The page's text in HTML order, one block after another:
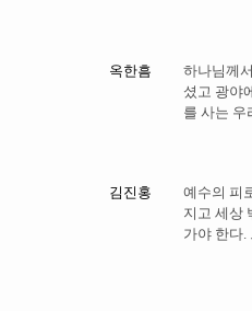
옥한흠
하나님께
셨고 광야
를 사는 우
김진홍
예수의 피
지고 세상
가야 한다.